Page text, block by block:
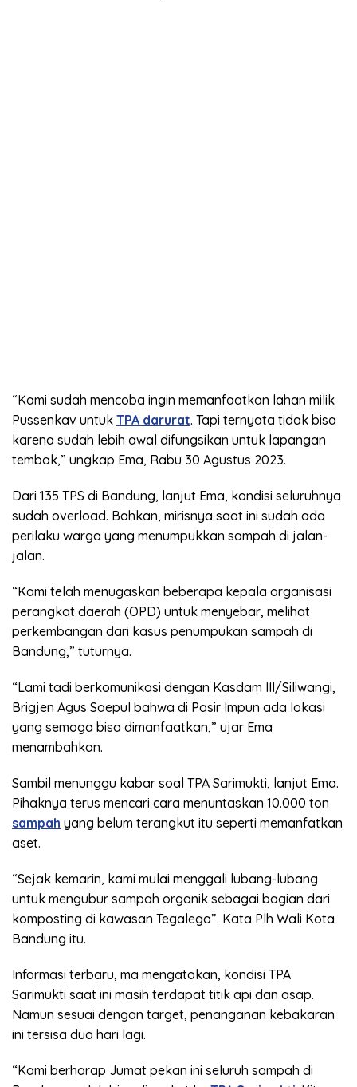
“Kami sudah mencoba ingin memanfaatkan lahan milik
Pussenkav untuk TPA darurat. Tapi ternyata tidak bisa
karena sudah lebih awal difungsikan untuk lapangan
tembak,” ungkap Ema, Rabu 30 Agustus 2023.
Dari 135 TPS di Bandung, lanjut Ema, kondisi seluruhnya
sudah overload. Bahkan, mirisnya saat ini sudah ada
perilaku warga yang menumpukkan sampah di jalan-
jalan.
“Kami telah menugaskan beberapa kepala organisasi
perangkat daerah (OPD) untuk menyebar, melihat
perkembangan dari kasus penumpukan sampah di
Bandung,” tuturnya.
“Lami tadi berkomunikasi dengan Kasdam III/Siliwangi,
Brigjen Agus Saepul bahwa di Pasir Impun ada lokasi
yang semoga bisa dimanfaatkan,” ujar Ema
menambahkan.
Sambil menunggu kabar soal TPA Sarimukti, lanjut Ema.
Pihaknya terus mencari cara menuntaskan 10.000 ton
sampah yang belum terangkut itu seperti memanfatkan
aset.
“Sejak kemarin, kami mulai menggali lubang-lubang
untuk mengubur sampah organik sebagai bagian dari
komposting di kawasan Tegalega”. Kata Plh Wali Kota
Bandung itu.
Informasi terbaru, ma mengatakan, kondisi TPA
Sarimukti saat ini masih terdapat titik api dan asap.
Namun sesuai dengan target, penanganan kebakaran
ini tersisa dua hari lagi.
“Kami berharap Jumat pekan ini seluruh sampah di